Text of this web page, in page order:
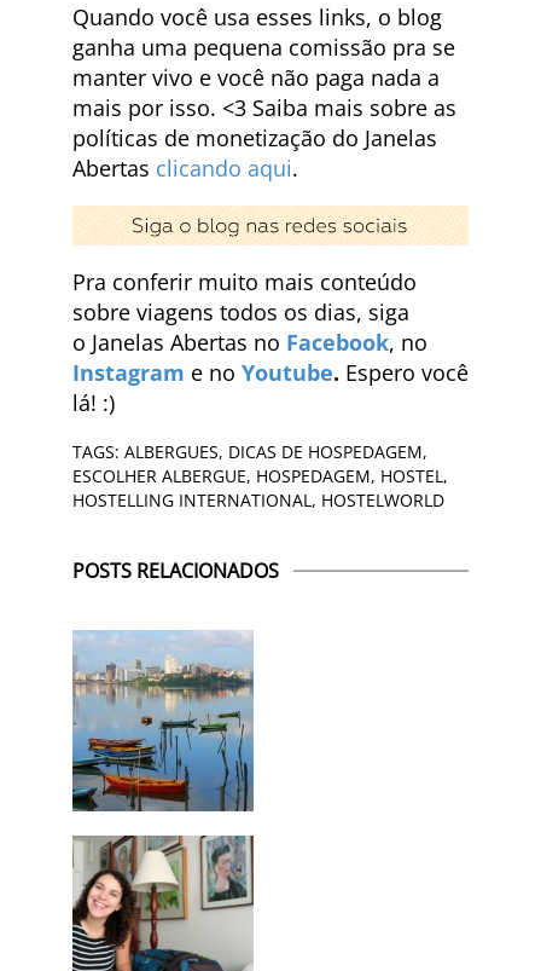
Quando você usa esses links, o blog
ganha uma pequena comissão pra se
manter vivo e você não paga nada a
mais por isso. <3 Saiba mais sobre as
políticas de monetização do Janelas
Abertas clicando aqui.
Pra conferir muito mais conteúdo
sobre viagens todos os dias, siga
o Janelas Abertas no Facebook, no
Instagram e no Youtube. Espero você
lá! :)
TAGS: ALBERGUES, DICAS DE HOSPEDAGEM,
ESCOLHER ALBERGUE, HOSPEDAGEM, HOSTEL ,
HOSTELLING INTERNATIONAL , HOSTELWORLD
POSTS RELACIONADOS